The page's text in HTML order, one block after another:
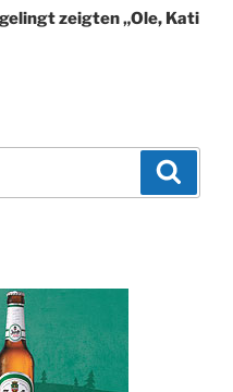
zeigten „Ole, Kati